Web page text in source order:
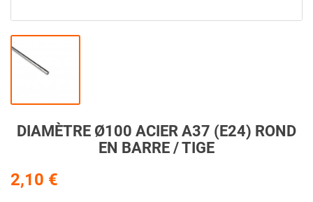
DIAMÈTRE Ø100 ACIER A37 (E24) ROND
EN BARRE / TIGE
2,10 €